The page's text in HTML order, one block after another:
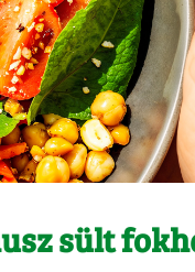
sült